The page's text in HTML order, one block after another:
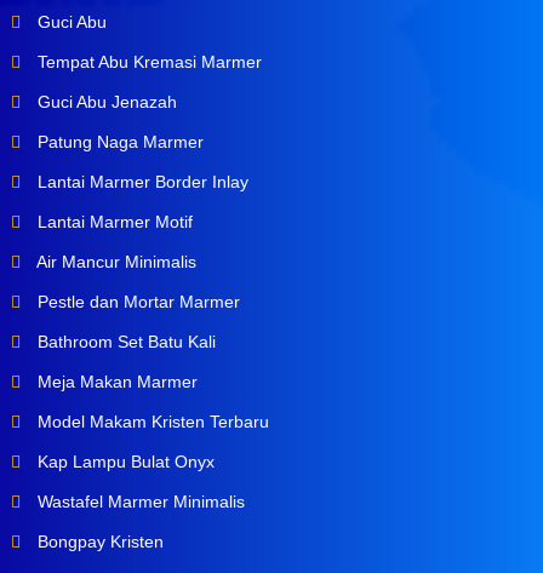
Guci Abu
Tempat Abu Kremasi Marmer
Guci Abu Jenazah
Patung Naga Marmer
Lantai Marmer Border Inlay
Lantai Marmer Motif
Air Mancur Minimalis
Pestle dan Mortar Marmer
Bathroom Set Batu Kali
Meja Makan Marmer
Model Makam Kristen Terbaru
Kap Lampu Bulat Onyx
Wastafel Marmer Minimalis
Bongpay Kristen